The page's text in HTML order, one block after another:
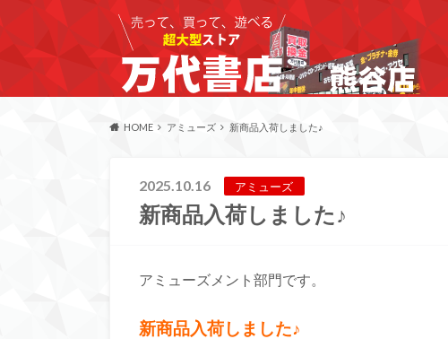
HOME アミューズ 新商品入荷しました♪
2025.10.16 アミューズ
新商品入荷しました♪
アミューズメント部門です。
新商品入荷しました♪